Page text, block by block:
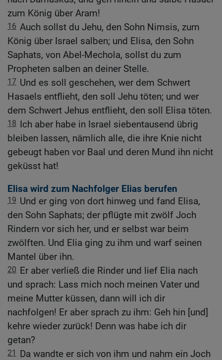
zum König über Aram!
16 Auch sollst du Jehu, den Sohn Nimsis, zum
König über Israel salben; und Elisa, den Sohn
Saphats, von Abel-Mechola, sollst du zum
Propheten salben an deiner Stelle.
17 Und es soll geschehen, wer dem Schwert
Hasaels entflieht, den soll Jehu töten; und wer
dem Schwert Jehus entflieht, den soll Elisa töten.
18 Ich aber habe in Israel siebentausend übrig
bleiben lassen, nämlich alle, die ihre Knie nicht
gebeugt haben vor Baal und deren Mund ihn nicht
geküsst hat!
Elisa wird zum Nachfolger Elias berufen
19 Und er ging von dort hinweg und fand Elisa,
den Sohn Saphats; der pflügte mit zwölf Joch
Rindern vor sich her, und er selbst war beim
zwölften. Und Elia ging zu ihm und warf seinen
Mantel über ihn.
20 Er aber verließ die Rinder und lief Elia nach
und sprach: Lass mich noch meinen Vater und
meine Mutter küssen, dann will ich dir
nachfolgen! Er aber sprach zu ihm: Geh hin [und]
kehre wieder zurück! Denn was habe ich dir
getan?
21 Da wandte er sich von ihm und nahm ein Joch